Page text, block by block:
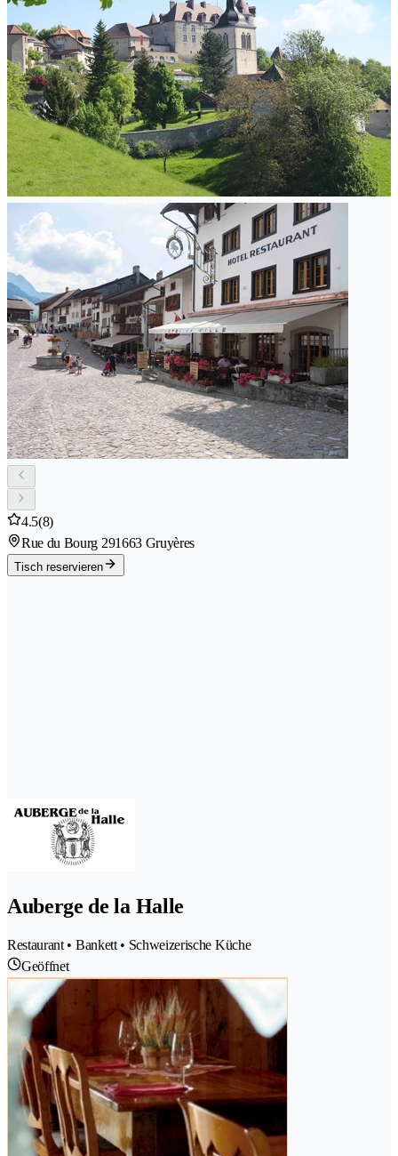
4.5(8)
Rue du Bourg 291663 Gruyères
Tisch reservieren
Auberge de la Halle
Restaurant • Bankett • Schweizerische Küche
Geöffnet